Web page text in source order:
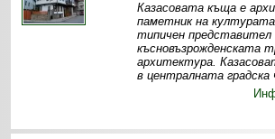
Казасовата къща е
паметник на
типичен представител
късновъзрожденската
архитектура.
в централната градска